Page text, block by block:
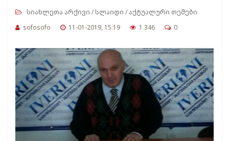
სიახლეთა არქივი /სლაიდი /აქტუალური თემები
sofosofo
11-01-2019, 15:19 1 346 0